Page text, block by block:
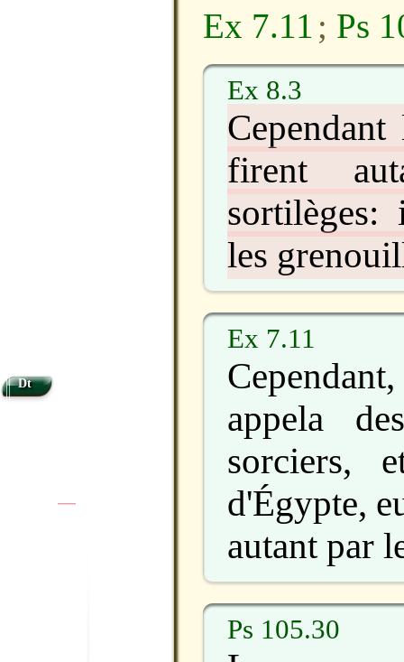
Ex 7.11; Ps
Ex 8.3
firent
les
Ex 7.11
appela
sorciers,
d'Égypte,
autant par
Ps 105.30
Dt